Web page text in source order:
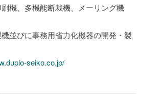
機、多機能断裁機、メーリング機
事務用省力化機器の開発・製
seiko.co.jp/